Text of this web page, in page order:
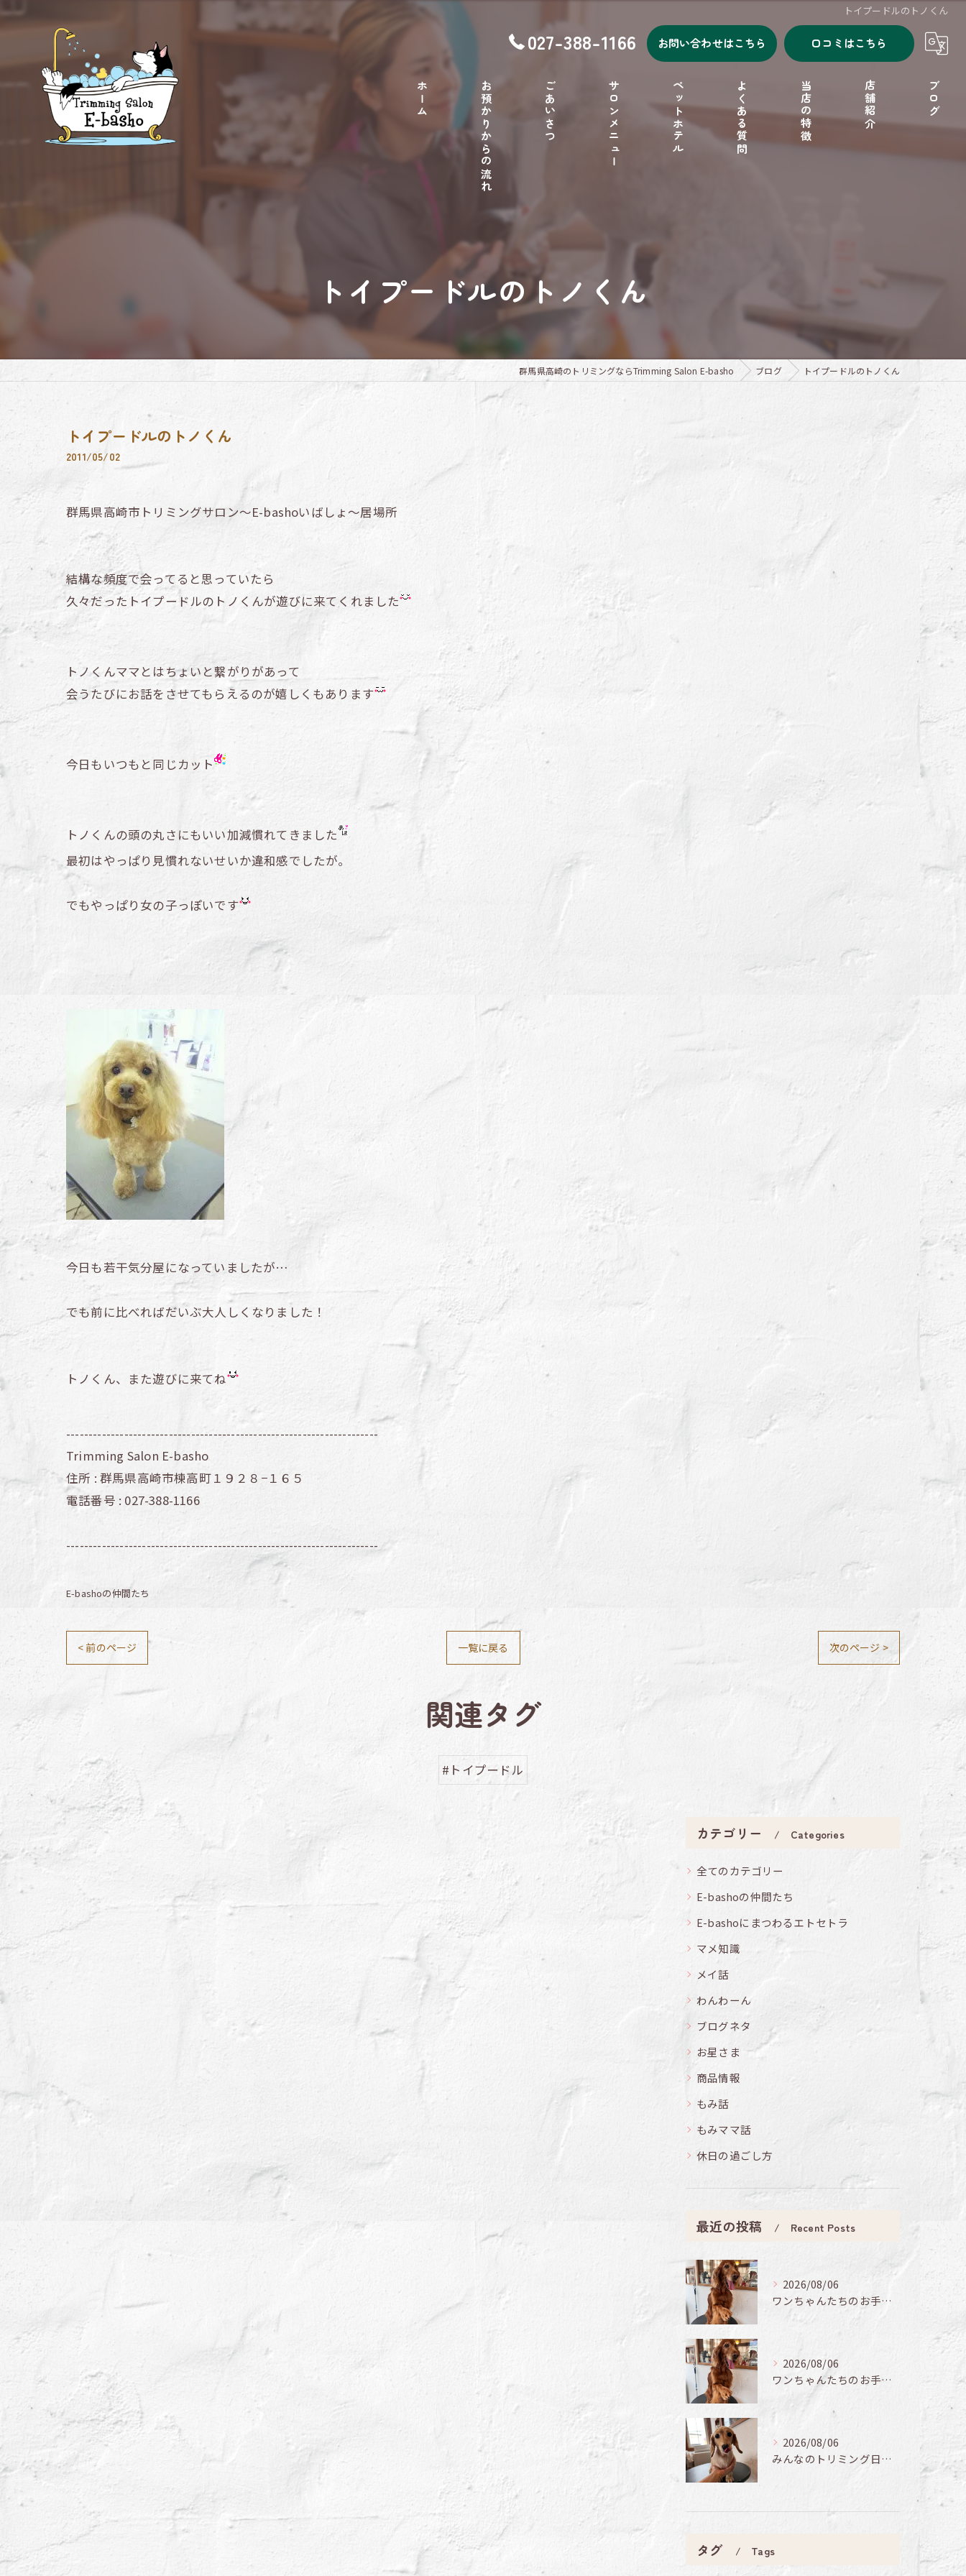
トイプードルのトノくん
027-388-1166 お問い合わせはこちら 口コミはこちら
ホーム お預かりからの流れ ごあいさつ サロンメニュー ペットホテル よくある質問 当店の特徴 店舗紹介 ブログ
トイプードルのトノくん
群馬県高崎のトリミングならTrimming Salon E-basho ブログ トイプードルのトノくん
トイプードルのトノくん
2011/05/02
群馬県高崎市トリミングサロン～E-bashoいばしょ～居場所
結構な頻度で会ってると思っていたら
久々だったトイプードルのトノくんが遊びに来てくれました
トノくんママとはちょいと繋がりがあって
会うたびにお話をさせてもらえるのが嬉しくもあります
今日もいつもと同じカット
トノくんの頭の丸さにもいい加減慣れてきました
最初はやっぱり見慣れないせいか違和感でしたが。
でもやっぱり女の子っぽいです
今日も若干気分屋になっていましたが…
でも前に比べればだいぶ大人しくなりました！
トノくん、また遊びに来てね
----------------------------------------------------------------------
Trimming Salon E-basho
住所 : 群馬県高崎市棟高町１９２８−１６５
電話番号 : 027-388-1166
----------------------------------------------------------------------
E-bashoの仲間たち
< 前のページ 一覧に戻る 次のページ >
関連タグ
#トイプードル
カテゴリー Categories
全てのカテゴリー
E-bashoの仲間たち
E-bashoにまつわるエトセトラ
マメ知識
メイ話
わんわーん
ブログネタ
お星さま
商品情報
もみ話
もみママ話
休日の過ごし方
最近の投稿 Recent Posts
2026/08/06
ワンちゃんたちのお手入れ日記🐶✨
2026/08/06
ワンちゃんたちのお手入れ日記🐶✨
2026/08/06
みんなのトリミング日記🌟
タグ Tags